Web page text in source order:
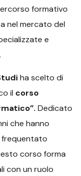
formativo
nel mercato del
e
ha scelto di
il corso
Dedicato
che hanno
frequentato
corso forma
con un ruolo